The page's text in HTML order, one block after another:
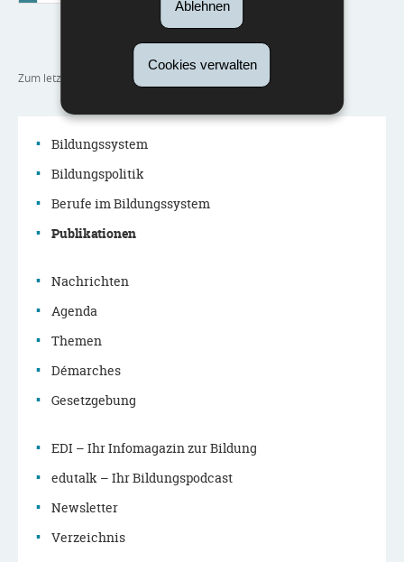
Ablehnen
Cookies verwalten
Herunterladen
Zum letzten Mal aktualisiert am
Navigationsmenü
Bildungssystem
Bildungspolitik
Berufe im Bildungssystem
Publikationen
Nachrichten
Agenda
Themen
Démarches
Gesetzgebung
EDI – Ihr Infomagazin zur Bildung
edutalk – Ihr Bildungspodcast
Newsletter
Verzeichnis